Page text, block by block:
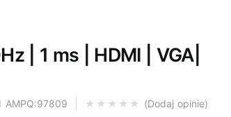
| 1 ms | HDMI | VGA|
Dodaj opinie
AMPQ:97809